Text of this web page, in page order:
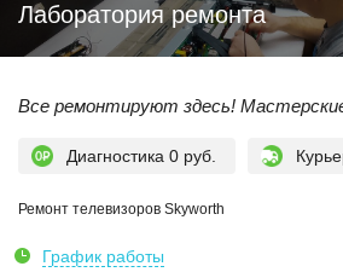
Лаборатория ремонта
Все ремонтируют здесь!
Диагностика 0 руб.
Ремонт телевизоров Skyworth
График работы